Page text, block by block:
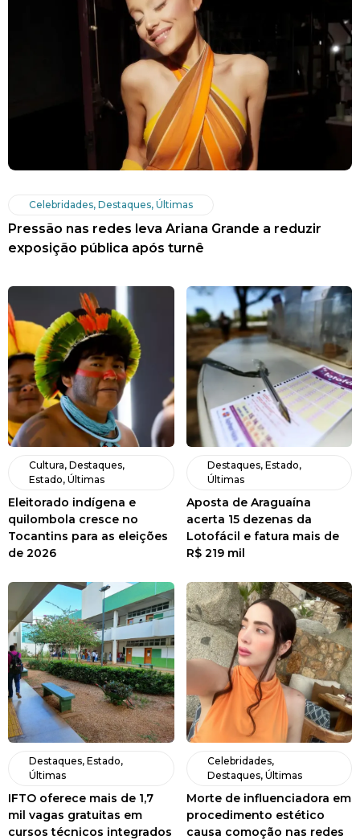
Celebridades, Destaques, Últimas
Pressão nas redes leva Ariana Grande a reduzir
exposição pública após turnê
Cultura, Destaques,
Estado, Últimas
Eleitorado indígena e
quilombola cresce no
Tocantins para as eleições
de 2026
Destaques, Estado,
Últimas
Aposta de Araguaína
acerta 15 dezenas da
Lotofácil e fatura mais de
R$ 219 mil
Destaques, Estado,
Últimas
IFTO oferece mais de 1,7
mil vagas gratuitas em
cursos técnicos integrados
Celebridades,
Destaques, Últimas
Morte de influenciadora em
procedimento estético
causa comoção nas redes